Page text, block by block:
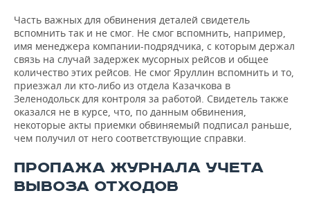
Часть важных для обвинения деталей свидетель
вспомнить так и не смог. Не смог вспомнить, например,
имя менеджера компании-подрядчика, с которым держал
связь на случай задержек мусорных рейсов и общее
количество этих рейсов. Не смог Яруллин вспомнить и то,
приезжал ли кто-либо из отдела Казачкова в
Зеленодольск для контроля за работой. Свидетель также
оказался не в курсе, что, по данным обвинения,
некоторые акты приемки обвиняемый подписал раньше,
чем получил от него соответствующие справки.
ПРОПАЖА ЖУРНАЛА УЧЕТА
ВЫВОЗА ОТХОДОВ